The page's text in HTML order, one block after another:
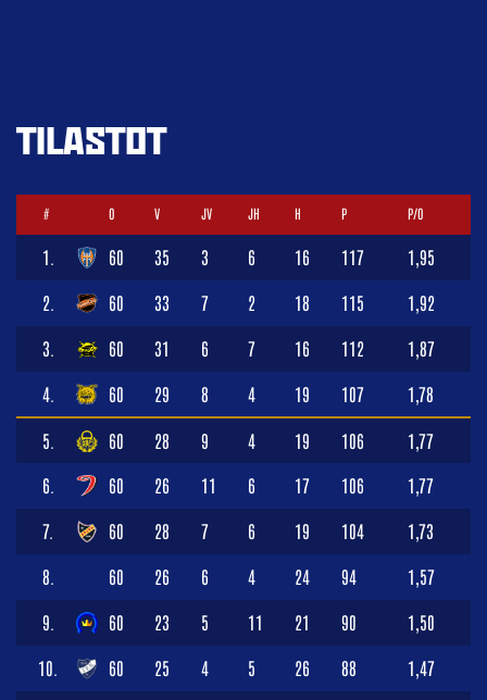
TILASTOT
# O V JV JH H P P/O
1. 60 35 3 6 16 117 1,95
2. 60 33 7 2 18 115 1,92
3. 60 31 6 7 16 112 1,87
4. 60 29 8 4 19 107 1,78
5. 60 28 9 4 19 106 1,77
6. 60 26 11 6 17 106 1,77
7. 60 28 7 6 19 104 1,73
8. 60 26 6 4 24 94 1,57
9. 60 23 5 11 21 90 1,50
10. 60 25 4 5 26 88 1,47